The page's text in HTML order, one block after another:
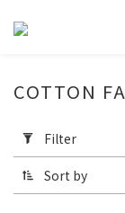
Filter
(0/20)
COTTON
Filter
Sort by